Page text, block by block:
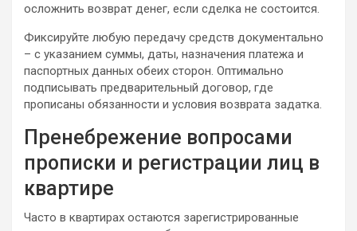
осложнить возврат денег, если сделка не состоится.
Фиксируйте любую передачу средств документально
– с указанием суммы, даты, назначения платежа и
паспортных данных обеих сторон. Оптимально
подписывать предварительный договор, где
прописаны обязанности и условия возврата задатка.
Пренебрежение вопросами
прописки и регистрации лиц в
квартире
Часто в квартирах остаются зарегистрированные